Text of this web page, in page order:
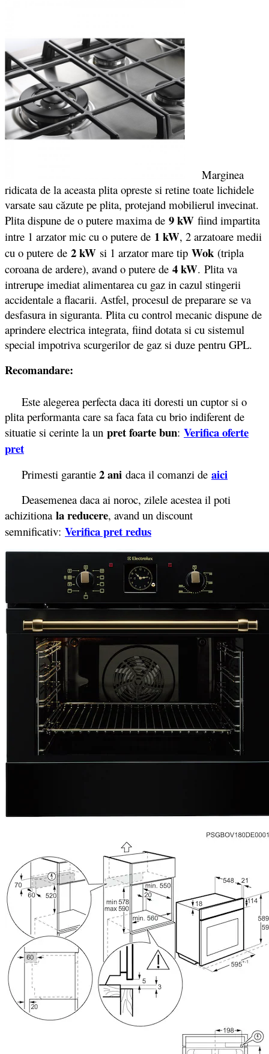
Marginea
ridicata de la aceasta plita opreste si retine toate lichidele
varsate sau căzute pe plita, protejand mobilierul invecinat.
Plita dispune de o putere maxima de 9 kW fiind impartita
intre 1 arzator mic cu o putere de 1 kW, 2 arzatoare medii
cu o putere de 2 kW si 1 arzator mare tip Wok (tripla
coroana de ardere), avand o putere de 4 kW. Plita va
intrerupe imediat alimentarea cu gaz in cazul stingerii
accidentale a flacarii. Astfel, procesul de preparare se va
desfasura in siguranta. Plita cu control mecanic dispune de
aprindere electrica integrata, fiind dotata si cu sistemul
special impotriva scurgerilor de gaz si duze pentru GPL.
Recomandare:
Este alegerea perfecta daca iti doresti un cuptor si o
plita performanta care sa faca fata cu brio indiferent de
situatie si cerinte la un pret foarte bun: Verifica oferte
pret
Primesti garantie 2 ani daca il comanzi de aici
Deasemenea daca ai noroc, zilele acestea il poti
achizitiona la reducere, avand un discount
semnificativ: Verifica pret redus